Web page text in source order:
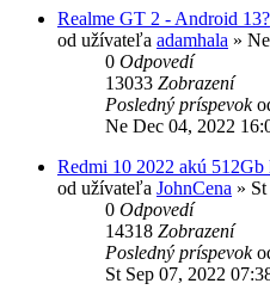
Realme GT 2 - Android 13?
od užívateľa adamhala »
0 Odpovedí
13033 Zobrazení
Posledný príspevok
Ne Dec 04, 2022
Redmi 10 2022 akú 512Gb
od užívateľa JohnCena »
0 Odpovedí
14318 Zobrazení
Posledný príspevok
St Sep 07, 2022